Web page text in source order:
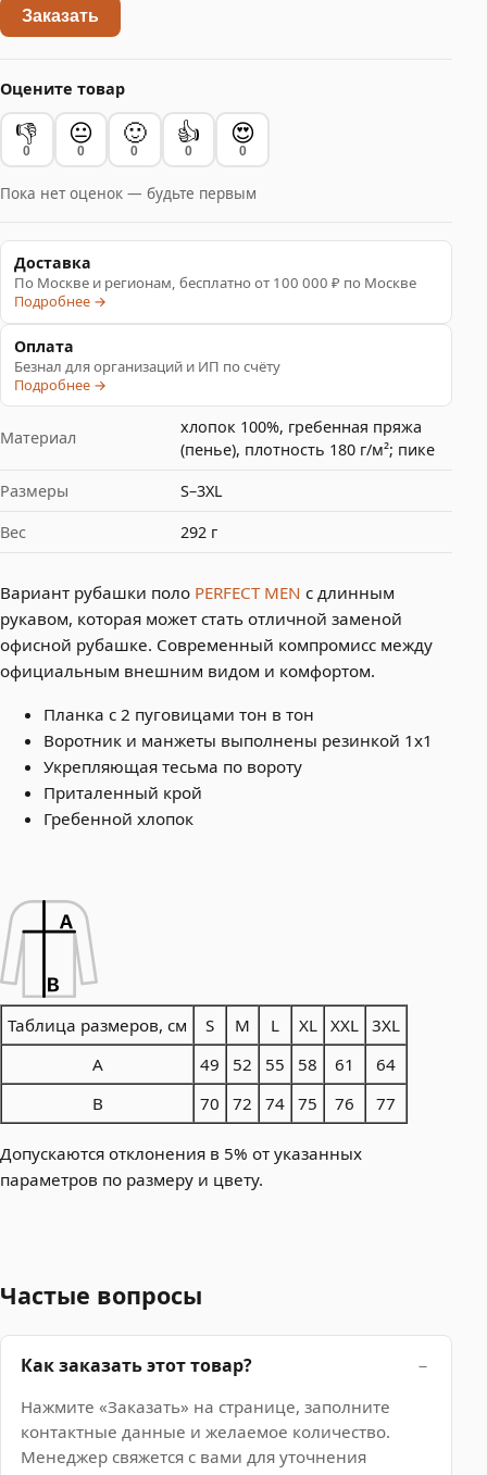
Заказать
Оцените товар
👎
0
😐
0
🙂
0
👍
0
😍
0
Пока нет оценок — будьте первым
Доставка
По Москве и регионам, бесплатно от 100 000 ₽ по Москве
Подробнее →
Оплата
Безнал для организаций и ИП по счёту
Подробнее →
Материал
хлопок 100%, гребенная пряжа
(пенье), плотность 180 г/м²; пике
Размеры
S–3XL
Вес
292 г
Вариант рубашки поло PERFECT MEN с длинным
рукавом, которая может стать отличной заменой
офисной рубашке. Современный компромисс между
официальным внешним видом и комфортом.
Планка с 2 пуговицами тон в тон
Воротник и манжеты выполнены резинкой 1x1
Укрепляющая тесьма по вороту
Приталенный крой
Гребенной хлопок
Таблица размеров, см S M L XL XXL 3XL
A
49 52 55 58 61
64
B
70 72 74 75 76 77
Допускаются отклонения в 5% от указанных
параметров по размеру и цвету.
Частые вопросы
Как заказать этот товар?
Нажмите «Заказать» на странице, заполните
контактные данные и желаемое количество.
Менеджер свяжется с вами для уточнения